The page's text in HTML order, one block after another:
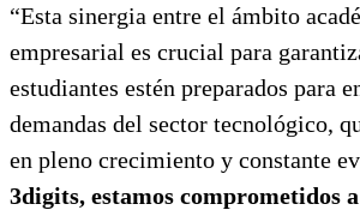
“Esta sinergia entre el ámbito
empresarial es crucial para
estudiantes estén preparados para
demandas del sector tecnológico,
en pleno crecimiento y constante
3digits, estamos comprometidos